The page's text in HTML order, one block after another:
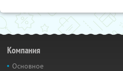
Компания
Основное